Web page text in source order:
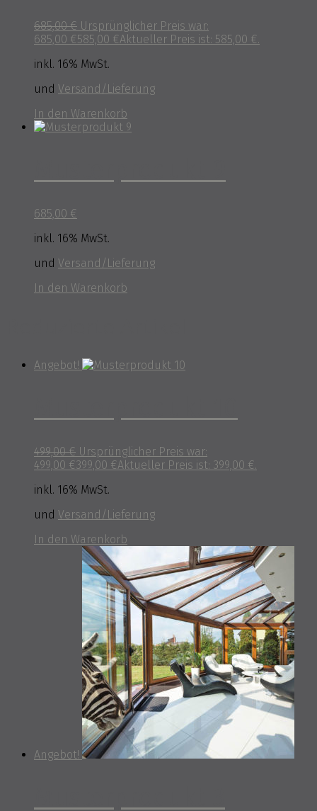
685,00€ Ursprünglicher Preis war:
685,00 €585,00 €Aktueller Preis ist: 585,00 €.
inkl. 16% MwSt.
und Versand/Lieferung
In den Warenkorb
685,00 €
inkl. 16% MwSt.
und Versand/Lieferung
In den Warenkorb
Angebot!
499,00€ Ursprünglicher Preis war:
499,00 €399,00 €Aktueller Preis ist: 399,00 €.
inkl. 16% MwSt.
und Versand/Lieferung
In den Warenkorb
Angebot!